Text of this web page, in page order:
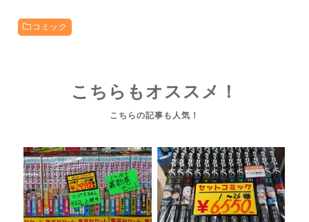
コミック
こちらもオススメ！